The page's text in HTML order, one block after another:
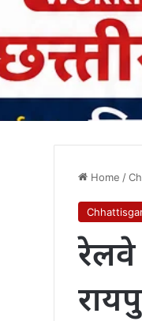
Home /
रेलवे